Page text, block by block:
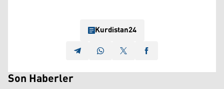
Kurdistan24
Son Haberler